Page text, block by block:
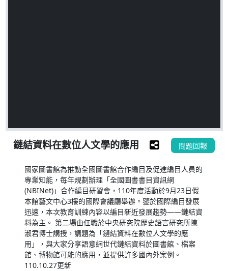
鏈結資料在數位人文學的應用 問題回報
國家圖書館為推動全國圖書館合作編目及促進編目人員的
專業知能，每年規劃辦理「全國圖書書目資訊網
(NBINet)」合作編目研習會，110年度活動於9月23日假
本館藝文中心3樓的國際會議廳舉辦。鑒於國際編目發展
迅速，本次教育訓練內容以編目新近發展趨勢——鏈結資
料為主。 第二場由任職於中央研究院歷史語言研究所陳
淑君博士講授，講題為「鏈結資料在數位人文學的應
用」，與大家分享語意網世代鏈結資料於圖書館、檔案
館、博物館可能的應用，並提供許多國內外案例。
110.10.27更新